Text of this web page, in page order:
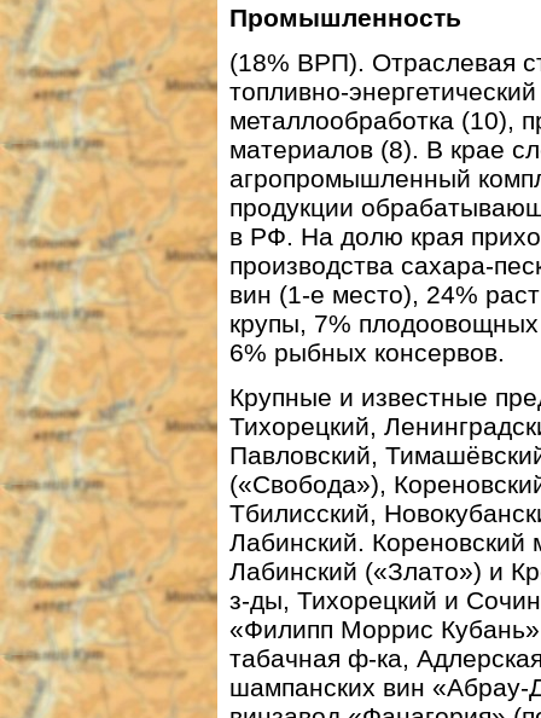
Промышленность
(18% ВРП). Отраслевая
топливно-
металлообработка (10),
материалов (8). В крае
агропромышленный
продукции
в РФ. На долю края
производства сахара-
вин (1-е место), 24%
крупы, 7%
6% рыбных консервов.
Крупные и известные
Тихорецкий,
Павловский,
(«Свобода»),
Тбилисский,
Лабинский. Кореновский
Лабинский («Злато») и
з-ды, Тихорецкий и
«Филипп Моррис
табачная ф-ка,
шампанских вин «Абрау-